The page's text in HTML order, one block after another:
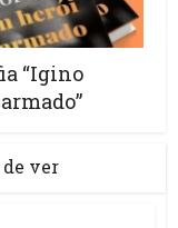
“Igino
ver